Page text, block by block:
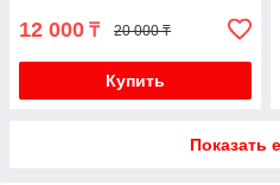
12 000 ₸ 20 000 ₸
Купить
Показать